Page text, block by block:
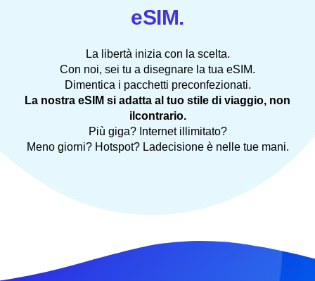
eSIM.
La libertà inizia con la scelta.
Con noi, sei tu a disegnare la tua eSIM.
Dimentica i pacchetti preconfezionati.
La nostra eSIM si adatta al tuo stile di viaggio, non
ilcontrario.
Più giga? Internet illimitato?
Meno giorni? Hotspot? Ladecisione è nelle tue mani.